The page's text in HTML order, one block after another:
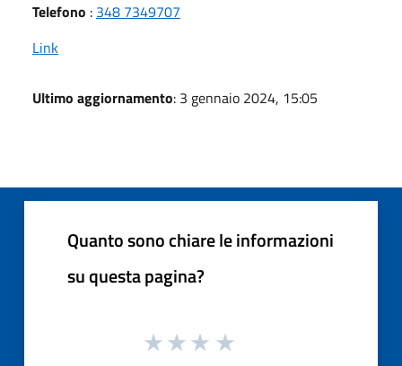
Telefono : 348 7349707
Link
Ultimo aggiornamento: 3 gennaio 2024, 15:05
Quanto sono chiare le informazioni
su questa pagina?